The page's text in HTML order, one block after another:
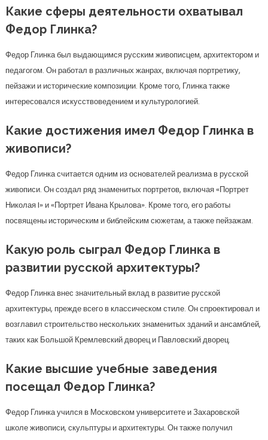
Какие сферы деятельности охватывал
Федор Глинка?
Федор Глинка был выдающимся русским живописцем, архитектором и
педагогом. Он работал в различных жанрах, включая портретику,
пейзажи и исторические композиции. Кроме того, Глинка также
интересовался искусствоведением и культурологией.
Какие достижения имел Федор Глинка в
живописи?
Федор Глинка считается одним из основателей реализма в русской
живописи. Он создал ряд знаменитых портретов, включая «Портрет
Николая I» и «Портрет Ивана Крылова». Кроме того, его работы
посвящены историческим и библейским сюжетам, а также пейзажам.
Какую роль сыграл Федор Глинка в
развитии русской архитектуры?
Федор Глинка внес значительный вклад в развитие русской
архитектуры, прежде всего в классическом стиле. Он спроектировал и
возглавил строительство нескольких знаменитых зданий и ансамблей,
таких как Большой Кремлевский дворец и Павловский дворец.
Какие высшие учебные заведения
посещал Федор Глинка?
Федор Глинка учился в Московском университете и Захаровской
школе живописи, скульптуры и архитектуры. Он также получил